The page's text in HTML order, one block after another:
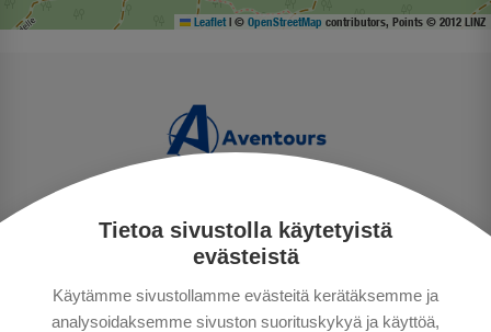
Tietoa sivustolla käytetyistä
evästeistä
Käytämme sivustollamme evästeitä kerätäksemme ja
analysoidaksemme sivuston suorituskykyä ja käyttöä,
Leaflet | © OpenStreetMap contributors, Points © 2012 LINZ
PRIVACY POLICY
MAKSUTAVAT
GENERAL CONDITIONS